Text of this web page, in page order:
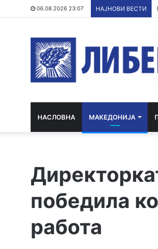
06.08.2026 23:07 НАЈНОВИ ВЕСТИ
НАСЛОВНА МАКЕДОНИЈА
победила
работа